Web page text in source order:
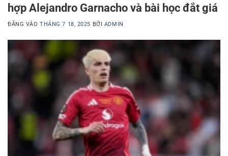
hợp Alejandro Garnacho và bài học đắt giá
ĐĂNG VÀOTHÁNG 7 18, 2025 BỞI ADMIN